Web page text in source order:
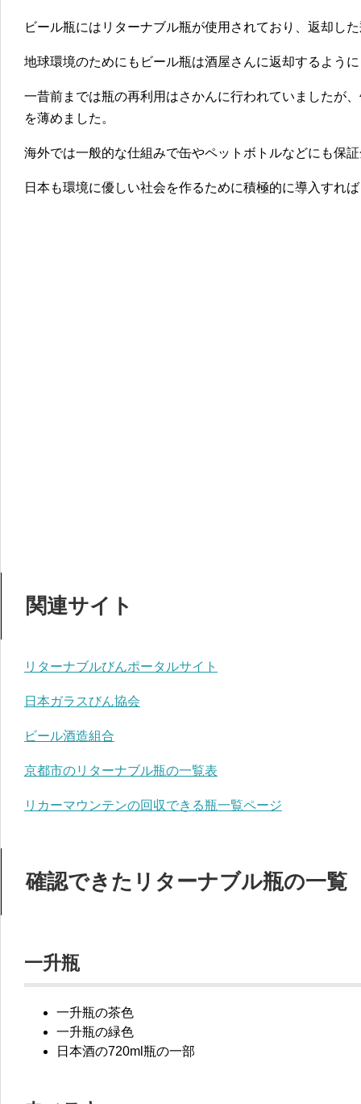
ビール瓶にはリターナブル瓶が使用されており、返却し
地球環境のためにもビール瓶は酒屋さんに返却するよう
一昔前までは瓶の再利用はさかんに行われていましたが
を薄めました。
海外では一般的な仕組みで缶やペットボトルなどにも保
日本も環境に優しい社会を作るために積極的に導入すれ
関連サイト
リターナブルびんポータルサイト
日本ガラスびん協会
ビール酒造組合
京都市のリターナブル瓶の一覧表
リカーマウンテンの回収できる瓶一覧ページ
確認できたリターナブル瓶の一覧
一升瓶
一升瓶の茶色
一升瓶の緑色
日本酒の720ml瓶の一部